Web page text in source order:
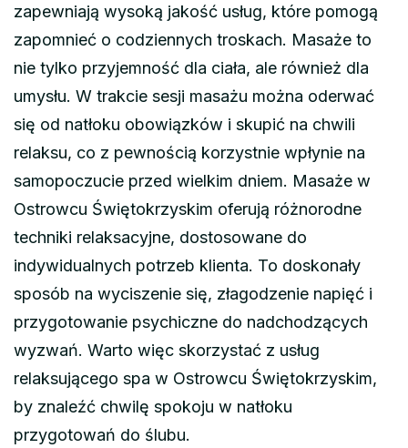
zapewniają wysoką jakość usług, które pomogą
zapomnieć o codziennych troskach. Masaże to
nie tylko przyjemność dla ciała, ale również dla
umysłu. W trakcie sesji masażu można oderwać
się od natłoku obowiązków i skupić na chwili
relaksu, co z pewnością korzystnie wpłynie na
samopoczucie przed wielkim dniem. Masaże w
Ostrowcu Świętokrzyskim oferują różnorodne
techniki relaksacyjne, dostosowane do
indywidualnych potrzeb klienta. To doskonały
sposób na wyciszenie się, złagodzenie napięć i
przygotowanie psychiczne do nadchodzących
wyzwań. Warto więc skorzystać z usług
relaksującego spa w Ostrowcu Świętokrzyskim,
by znaleźć chwilę spokoju w natłoku
przygotowań do ślubu.